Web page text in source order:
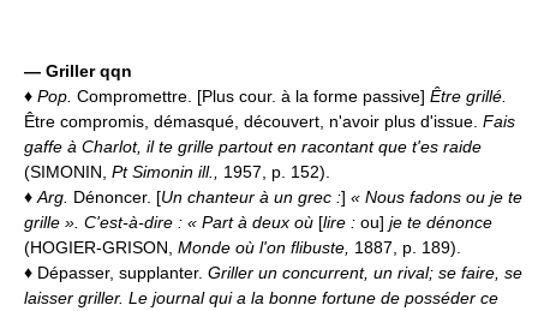
— Griller qqn
♦ Pop. Compromettre. [Plus cour. à la forme passive] Être grillé.
Être compromis, démasqué, découvert, n'avoir plus d'issue. Fais
gaffe à Charlot, il te grille partout en racontant que t'es raide
(SIMONIN, Pt Simonin ill., 1957, p. 152).
♦ Arg. Dénoncer. [Un chanteur à un grec :] « Nous fadons ou je te
grille ». C'est-à-dire : « Part à deux où [lire : ou] je te dénonce
(HOGIER-GRISON, Monde où l'on flibuste, 1887, p. 189).
♦ Dépasser, supplanter. Griller un concurrent, un rival; se faire, se
laisser griller. Le journal qui a la bonne fortune de posséder ce